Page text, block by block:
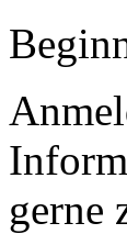
gerne